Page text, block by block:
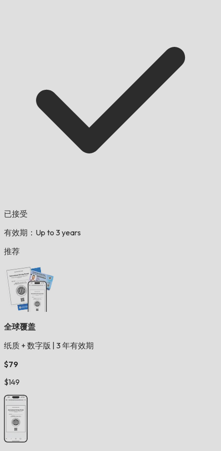
已接受
有效期：Up to 3 years
推荐
全球覆盖
纸质 + 数字版
3 年有效期
$79
$149